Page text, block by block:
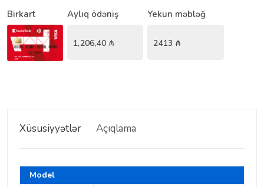
Birkart Aylıq ödəniş
1,206,40 ₼
Yekun məbləğ
2413 ₼
Xüsusiyyətlər Açıqlama
Model